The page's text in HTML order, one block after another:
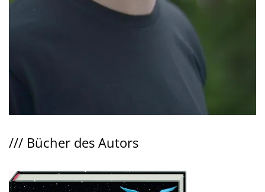
/// Bücher des Autors